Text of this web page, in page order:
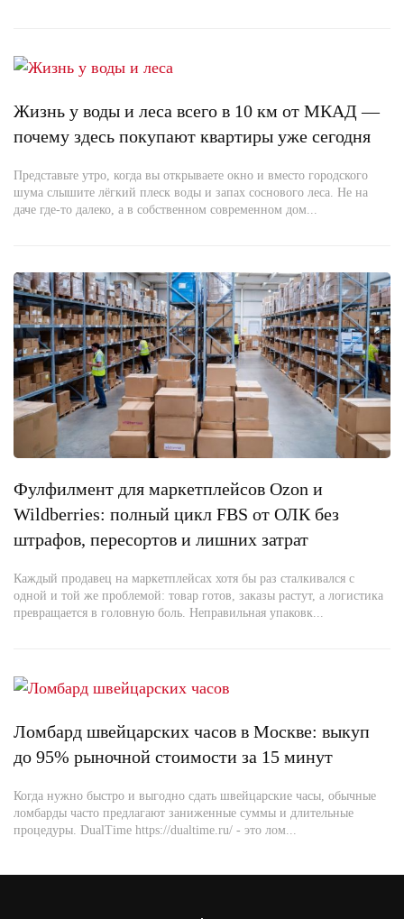
Жизнь у воды и леса всего в 10 км от МКАД —
почему здесь покупают квартиры уже сегодня
Представьте утро, когда вы открываете окно и вместо городского
шума слышите лёгкий плеск воды и запах соснового леса. Не на
даче где-то далеко, а в собственном современном дом...
Фулфилмент для маркетплейсов Ozon и
Wildberries: полный цикл FBS от ОЛК без
штрафов, пересортов и лишних затрат
Каждый продавец на маркетплейсах хотя бы раз сталкивался с
одной и той же проблемой: товар готов, заказы растут, а логистика
превращается в головную боль. Неправильная упаковк...
Ломбард швейцарских часов в Москве: выкуп
до 95% рыночной стоимости за 15 минут
Когда нужно быстро и выгодно сдать швейцарские часы, обычные
ломбарды часто предлагают заниженные суммы и длительные
процедуры. DualTime https://dualtime.ru/ - это лом...